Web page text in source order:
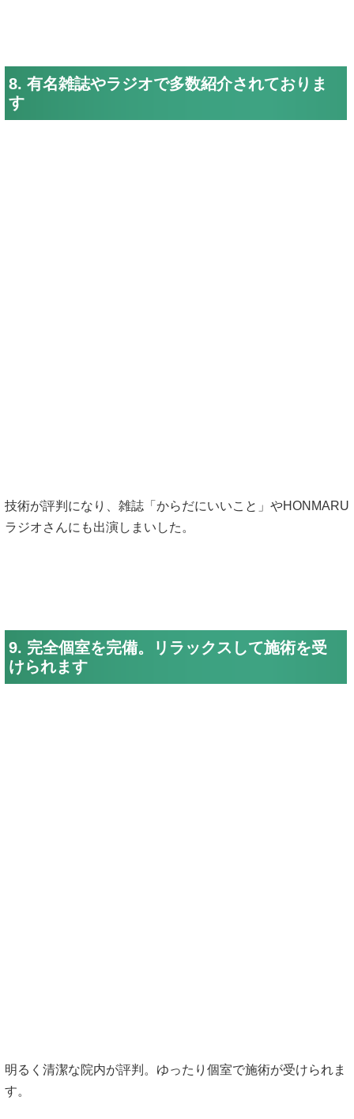
8. 有名雑誌やラジオで多数紹介されておりま
す
技術が評判になり、雑誌「からだにいいこと」やHONMARU
ラジオさんにも出演しまいした。
9. 完全個室を完備。リラックスして施術を受
けられます
明るく清潔な院内が評判。ゆったり個室で施術が受けられま
す。